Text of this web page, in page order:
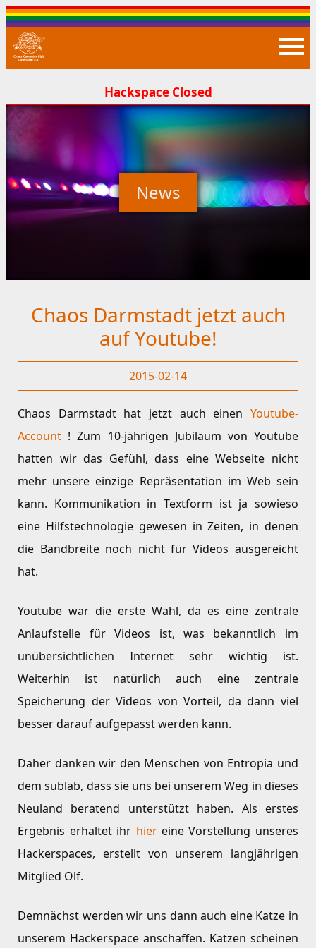
Closed
News
Chaos Darmstadt jetzt auch
auf Youtube!
2015-02-14
Chaos Darmstadt hat jetzt auch einen Youtube-
Account ! Zum 10-jährigen Jubiläum von Youtube
hatten wir das Gefühl, dass eine Webseite nicht
mehr unsere einzige Repräsentation im Web sein
kann. Kommunikation in Textform ist ja sowieso
eine Hilfstechnologie gewesen in Zeiten, in denen
die Bandbreite noch nicht für Videos ausgereicht
hat.
Youtube war die erste Wahl, da es eine zentrale
Anlaufstelle für Videos ist, was bekanntlich im
unübersichtlichen Internet sehr wichtig ist.
Weiterhin ist natürlich auch eine zentrale
Speicherung der Videos von Vorteil, da dann viel
besser darauf aufgepasst werden kann.
Daher danken wir den Menschen von Entropia und
dem sublab, dass sie uns bei unserem Weg in dieses
Neuland beratend unterstützt haben. Als erstes
Ergebnis erhaltet ihr hier eine Vorstellung unseres
Hackerspaces, erstellt von unserem langjährigen
Mitglied Olf.
Demnächst werden wir uns dann auch eine Katze in
unserem Hackerspace anschaffen. Katzen scheinen